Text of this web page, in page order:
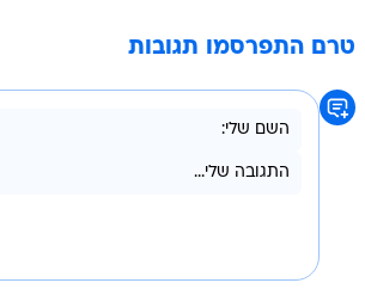
טרם התפרסמו תגובות